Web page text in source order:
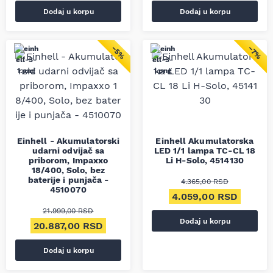
Dodaj u korpu Dodaj u korpu
−5%
Einhell - Akumulatorski
udarni odvijač sa
priborom, Impaxxo
18/400, Solo, bez
baterije i punjača -
4510070
21.999,00RSD
Originalna cena je bila: 21.999,00 RSD.
20.887,00 RSD Trenutna cena je: 20.887,00 RSD.
Dodaj u korpu
−7%
Einhell Akumulatorska
LED 1/1 lampa TC-CL 18
Li H-Solo, 4514130
4.365,00RSD
Originalna cena je
4.059,00 RSD
Dodaj u korpu